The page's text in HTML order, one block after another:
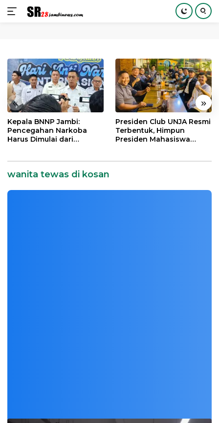
konten
« »
Kepala BNNP Jambi:
Pencegahan Narkoba
Harus Dimulai dari
Presiden Club UNJA Resmi
Terbentuk, Himpun
Presiden Mahasiswa
wanita tewas di kosan